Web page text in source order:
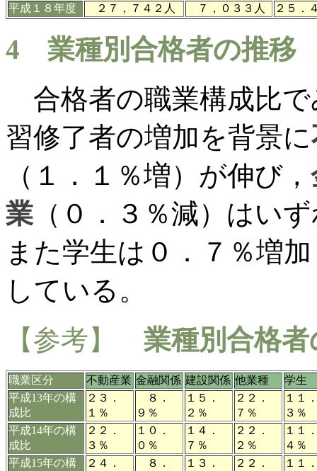
平成 １８年度 ２７，７４２人 ７，０３３人 ２５．
4 業種別合格者の推移
合格者の職業構成比で
習修了者の増加を背景に
（１．１％増）が伸び，
業 （０．３％減）はい
また学生は０．７％増
している。
【参考】
業種別合格者
職業区分 不動産業 金融関係 建設関係 他業種
学生
平成13年の構
成比
２３．
１％
８．
９％
１５．
２％
２２．
７％
１１
３％
平成14年の構
成比
２２．
３％
１０．
０％
１４．
７％
２２．
２％
１１
４％
平成15年の構
２４．
８．
１３．
２２．
１１